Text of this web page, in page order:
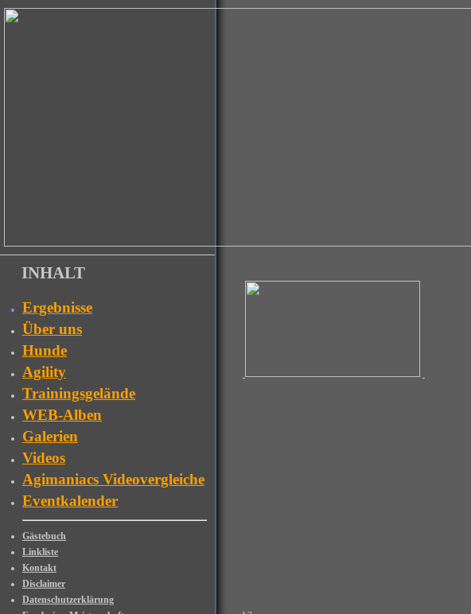
INHALT
Ergebnisse
Über uns
Hunde
Agility
Trainingsgelände
WEB-Alben
Galerien
Videos
Agimaniacs Videovergleiche
Eventkalender
Gästebuch
Linkliste
Kontakt
Disclaimer
Datenschutzerklärung